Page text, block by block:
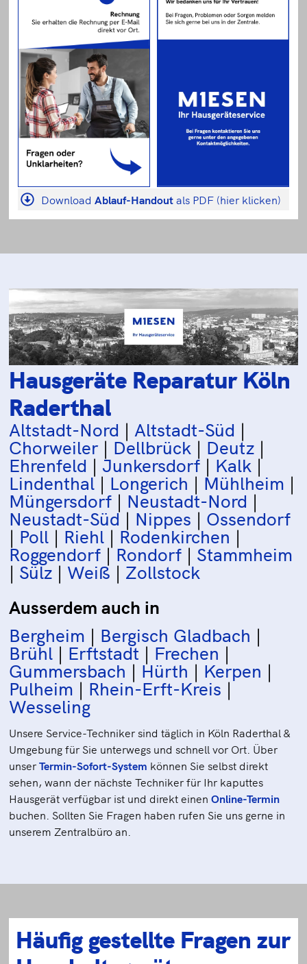
DownloadAblauf-Handoutals PDF (hier klicken)
Hausgeräte Reparatur Köln
Raderthal
Altstadt-Nord | Altstadt-Süd |
Chorweiler| Dellbrück | Deutz |
Ehrenfeld | Junkersdorf | Kalk |
Lindenthal| Longerich | Mühlheim |
Müngersdorf | Neustadt-Nord |
Neustadt-Süd | Nippes | Ossendorf
| Poll | Riehl | Rodenkirchen |
Roggendorf |Rondorf | Stammheim
| Sülz | Weiß | Zollstock
Ausserdem auch in
Bergheim | Bergisch Gladbach |
Brühl | Erftstadt | Frechen |
Gummersbach | Hürth | Kerpen |
Pulheim | Rhein-Erft-Kreis |
Wesseling
Unsere Service-Techniker sind täglich in Köln Raderthal &
Umgebung für Sie unterwegs und schnell vor Ort. Über
unserTermin-Sofort-System können Sie selbst direkt
sehen, wann der nächste Techniker für Ihr kaputtes
Hausgerät verfügbar ist und direkt einenOnline-Termin
buchen. Sollten Sie Fragen haben rufen Sie uns gerne in
unserem Zentralbüro an.
Häufig gestellte Fragen zur